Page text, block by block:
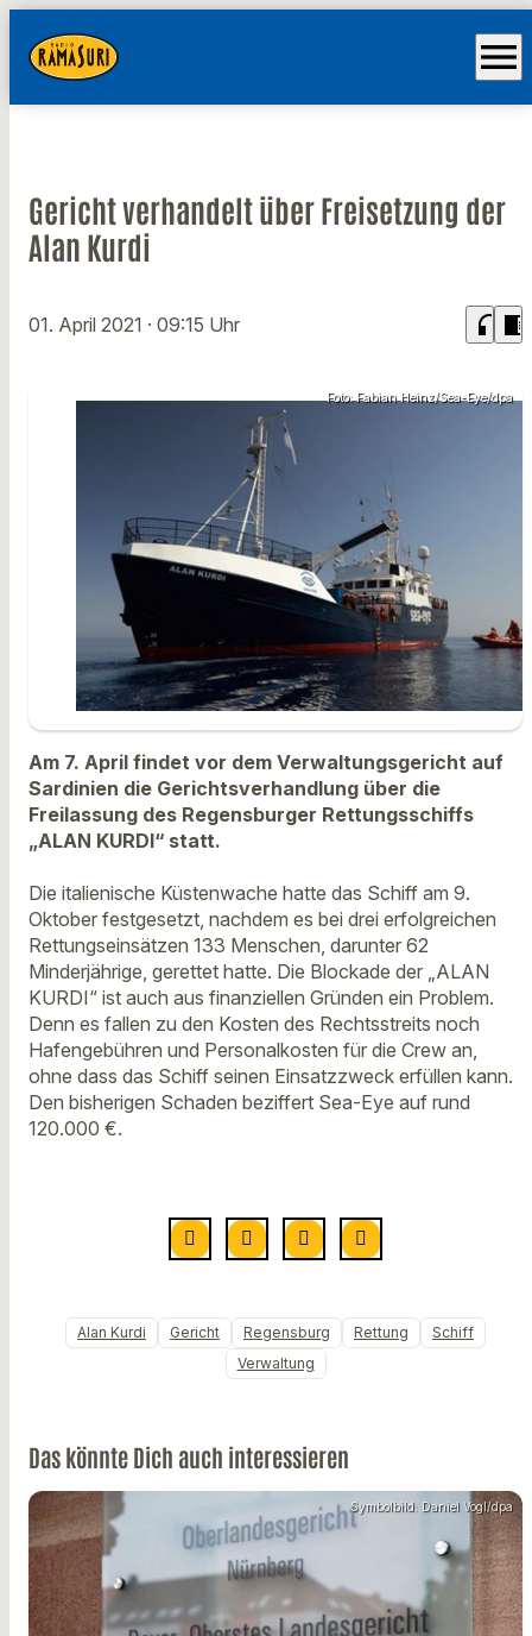
menu
Gericht verhandelt über Freisetzung der
Alan Kurdi
01. April 2021 · 09:15 Uhr headphones chrome_reader_mode
Foto: Fabian Heinz/​Sea-Eye/​dpa
Am 7. April findet vor dem Verwaltungsgericht auf
Sardinien die Gerichtsverhandlung über die
Freilassung des Regensburger Rettungsschiffs
„ALAN KURDI“ statt.
Die italienische Küstenwache hatte das Schiff am 9.
Oktober festgesetzt, nachdem es bei drei erfolgreichen
Rettungseinsätzen 133 Menschen, darunter 62
Minderjährige, gerettet hatte. Die Blockade der „ALAN
KURDI“ ist auch aus finanziellen Gründen ein Problem.
Denn es fallen zu den Kosten des Rechtsstreits noch
Hafengebühren und Personalkosten für die Crew an,
ohne dass das Schiff seinen Einsatzzweck erfüllen kann.
Den bisherigen Schaden beziffert Sea-Eye auf rund
120.000 €.
Alan Kurdi Gericht Regensburg Rettung
Schiff
Verwaltung
Das könnte Dich auch interessieren
Symbolbild: Daniel Vogl/dpa